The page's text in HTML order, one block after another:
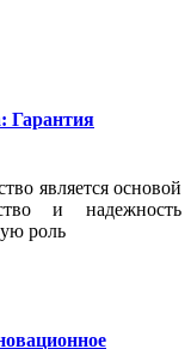
Гарантия
является основой
и надежность
роль